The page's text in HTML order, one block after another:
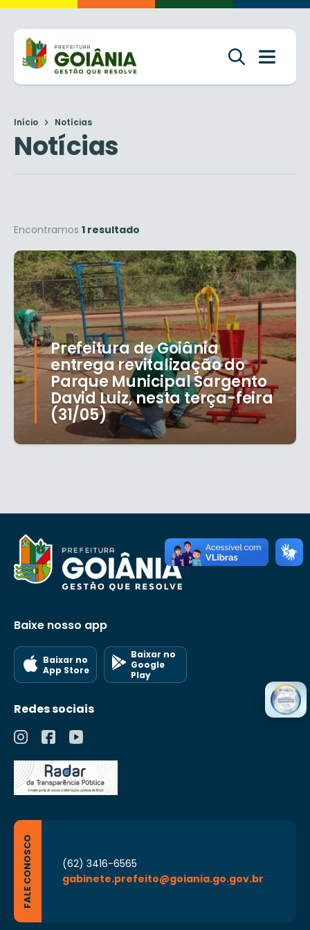
Início Notícias
Notícias
Encontramos 1 resultado
Prefeitura de Goiânia
entrega revitalização do
Parque Municipal Sargento
David Luiz, nesta terça-feira
(31/05)
Baixe nosso app
Baixar no
App Store
Baixar no
Google
Play
Redes sociais
FALE CONOSCO
(62) 3416-6565
gabinete.prefeito@goiania.go.gov.br